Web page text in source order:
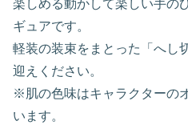
楽しめる動かして楽しい手の
ギュアです。
軽装の装束をまとった「へし
迎えください。
※肌の色味はキャラクターの
います。